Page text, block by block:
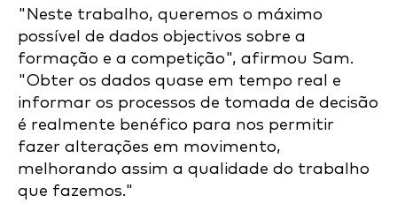
"Neste trabalho, queremos o máximo
possível de dados objectivos sobre a
formação e a competição", afirmou Sam.
"Obter os dados quase em tempo real e
informar os processos de tomada de decisão
é realmente benéfico para nos permitir
fazer alterações em movimento,
melhorando assim a qualidade do trabalho
que fazemos."